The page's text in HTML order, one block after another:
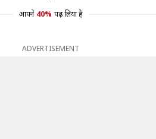
आपने 40% पढ़ लिया है
ADVERTISEMENT